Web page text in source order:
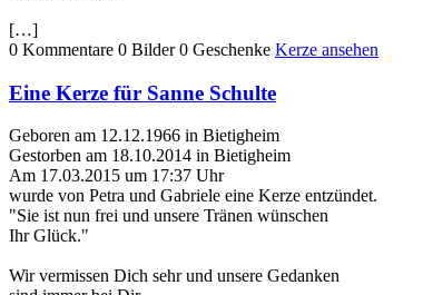
[…]
0 Kommentare 0 Bilder 0 Geschenke Kerze ansehen
Eine Kerze für Sanne Schulte
Geboren am 12.12.1966 in Bietigheim
Gestorben am 18.10.2014 in Bietigheim
Am 17.03.2015 um 17:37 Uhr
wurde von Petra und Gabriele eine Kerze entzündet.
"Sie ist nun frei und unsere Tränen wünschen
Ihr Glück."
Wir vermissen Dich sehr und unsere Gedanken